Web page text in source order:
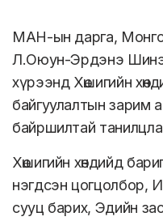
МАН-ын дарга,
Л.Оюун-Эрдэнэ Шинэ
хүрээнд Хөшигийн
байгуулалтын зарим
байршилтай
Хөшигийн хөндийд
нэгдсэн цогцолбор,
сууц барих, Эдийн